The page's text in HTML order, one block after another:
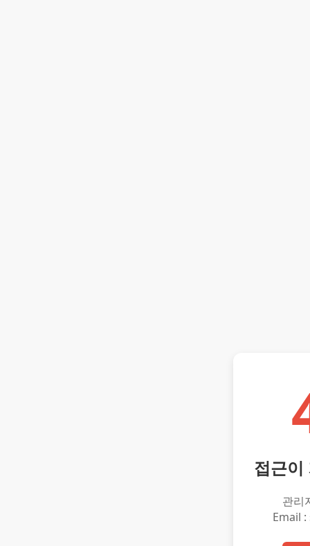
접근이
관리
Email